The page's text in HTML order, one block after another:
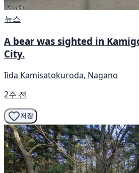
뉴스
A bear was sighted in
City.
Iida Kamisatokuroda, Nagano
2주 전
저장